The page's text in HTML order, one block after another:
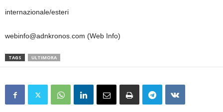
internazionale/esteri
webinfo@adnkronos.com (Web Info)
TAGS ULTIMORA